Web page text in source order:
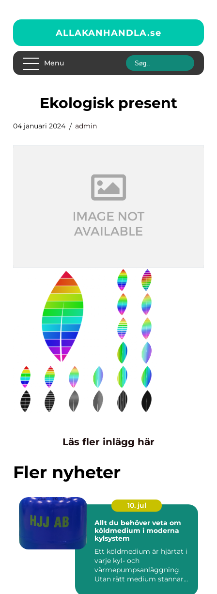
ALLAKANHANDLA.se
Menu
ekologisk present
04 januari 2024 admin
Läs fler inlägg här
Fler nyheter
10. jul
Allt du behöver veta om
köldmedium i moderna
kylsystem
Ett köldmedium är hjärtat i
varje kyl- och
värmepumpsanläggning.
Utan rätt medium stannar